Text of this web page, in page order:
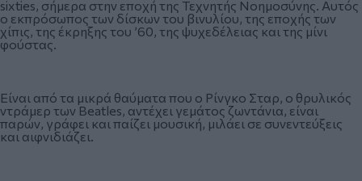
sixties, σήμερα στην εποχή της Τεχνητής Νοημοσύνης. Αυτός
ο εκπρόσωπος των δίσκων του βινυλίου, της εποχής των
χίπις, της έκρηξης του ’60, της ψυχεδέλειας και της μίνι
φούστας.
Είναι από τα μικρά θαύματα που ο Ρίνγκο Σταρ, ο θρυλικός
ντράμερ των Beatles, αντέχει γεμάτος ζωντάνια, είναι
παρών, γράφει και παίζει μουσική, μιλάει σε συνεντεύξεις
και αιφνιδιάζει.